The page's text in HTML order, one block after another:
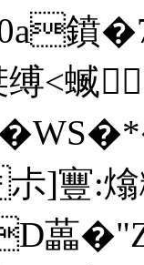
鐼
缚<蝛
寷 :熻
藟